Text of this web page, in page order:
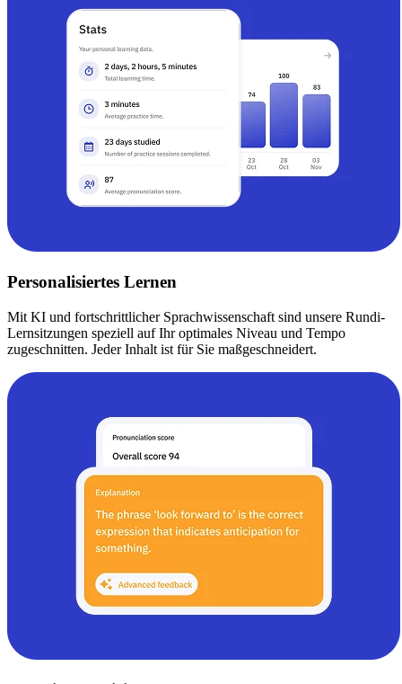
Personalisiertes Lernen
Mit KI und fortschrittlicher Sprachwissenschaft sind unsere Rundi-
Lernsitzungen speziell auf Ihr optimales Niveau und Tempo
zugeschnitten. Jeder Inhalt ist für Sie maßgeschneidert.